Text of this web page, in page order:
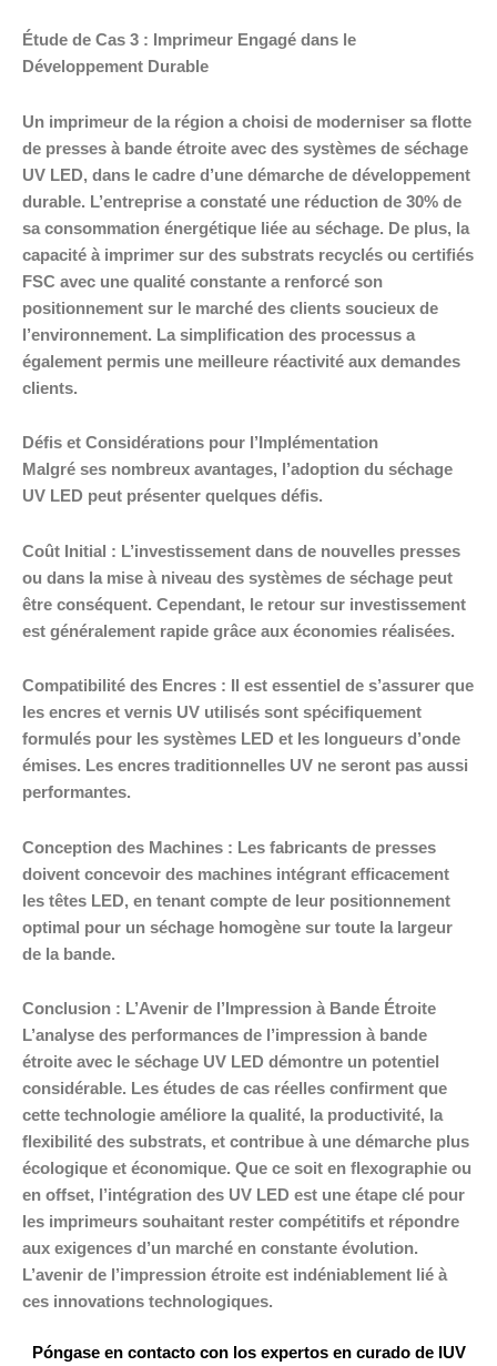
Étude de Cas 3 : Imprimeur Engagé dans le
Développement Durable
Un imprimeur de la région a choisi de moderniser sa flotte
de presses à bande étroite avec des systèmes de séchage
UV LED, dans le cadre d’une démarche de développement
durable. L’entreprise a constaté une réduction de 30% de
sa consommation énergétique liée au séchage. De plus, la
capacité à imprimer sur des substrats recyclés ou certifiés
FSC avec une qualité constante a renforcé son
positionnement sur le marché des clients soucieux de
l’environnement. La simplification des processus a
également permis une meilleure réactivité aux demandes
clients.
Défis et Considérations pour l’Implémentation
Malgré ses nombreux avantages, l’adoption du séchage
UV LED peut présenter quelques défis.
Coût Initial : L’investissement dans de nouvelles presses
ou dans la mise à niveau des systèmes de séchage peut
être conséquent. Cependant, le retour sur investissement
est généralement rapide grâce aux économies réalisées.
Compatibilité des Encres : Il est essentiel de s’assurer que
les encres et vernis UV utilisés sont spécifiquement
formulés pour les systèmes LED et les longueurs d’onde
émises. Les encres traditionnelles UV ne seront pas aussi
performantes.
Conception des Machines : Les fabricants de presses
doivent concevoir des machines intégrant efficacement
les têtes LED, en tenant compte de leur positionnement
optimal pour un séchage homogène sur toute la largeur
de la bande.
Conclusion : L’Avenir de l’Impression à Bande Étroite
L’analyse des performances de l’impression à bande
étroite avec le séchage UV LED démontre un potentiel
considérable. Les études de cas réelles confirment que
cette technologie améliore la qualité, la productivité, la
flexibilité des substrats, et contribue à une démarche plus
écologique et économique. Que ce soit en flexographie ou
en offset, l’intégration des UV LED est une étape clé pour
les imprimeurs souhaitant rester compétitifs et répondre
aux exigences d’un marché en constante évolution.
L’avenir de l’impression étroite est indéniablement lié à
ces innovations technologiques.
Póngase en contacto con los expertos en curado de IUV